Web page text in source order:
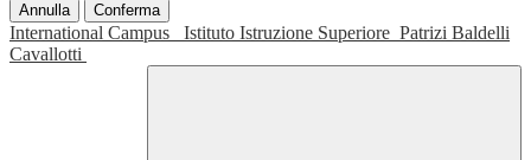
Annulla Conferma
International Campus Istituto Istruzione Superiore Patrizi Baldelli
Cavallotti